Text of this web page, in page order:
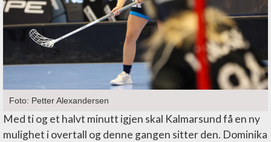
Foto: Petter Alexandersen
Med ti og et halvt minutt igjen skal Kalmarsund få en ny
mulighet i overtall og denne gangen sitter den. Dominika